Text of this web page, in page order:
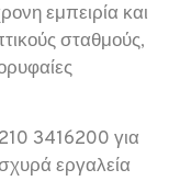
εμπειρία και
σταθμούς,
3416200 για
εργαλεία